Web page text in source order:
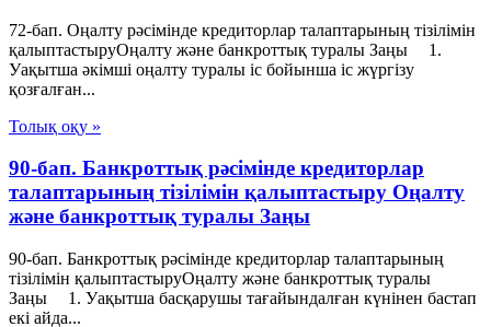
72-бап. Оңалту рәсімінде кредиторлар талаптарының тізілімін
қалыптастыруОңалту және банкроттық туралы Заңы 1.
Уақытша әкімші оңалту туралы іс бойынша іс жүргізу
қозғалған...
Толық оқу »
90-бап. Банкроттық рәсімінде кредиторлар
талаптарының тізілімін қалыптастыру Оңалту
және банкроттық туралы Заңы
90-бап. Банкроттық рәсімінде кредиторлар талаптарының
тізілімін қалыптастыруОңалту және банкроттық туралы
Заңы 1. Уақытша басқарушы тағайындалған күнінен бастап
екі айда...